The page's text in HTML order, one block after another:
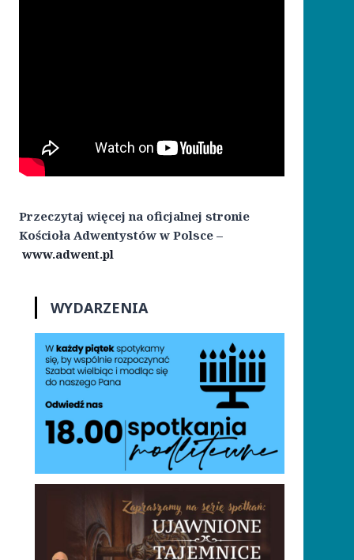
Przeczytaj więcej na oficjalnej stronie
Kościoła Adwentystów w Polsce –
www.adwent.pl
WYDARZENIA